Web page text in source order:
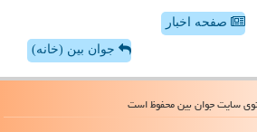
صفحه اخبار
جوان بین (خانه)